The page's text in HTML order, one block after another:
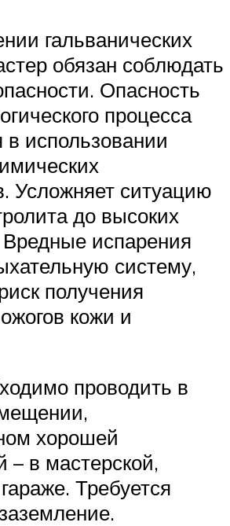
гальванических
обязан соблюдать
Опасность
процесса
в использовании
Усложняет ситуацию
до высоких
испарения
систему,
получения
кожи и
проводить в
хорошей
– в мастерской,
Требуется